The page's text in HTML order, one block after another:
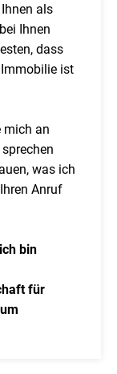
als
Ihnen
dass
ist
mich an
was ich
Anruf
bin
für